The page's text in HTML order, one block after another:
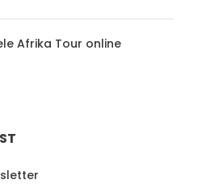
Afrika Tour online